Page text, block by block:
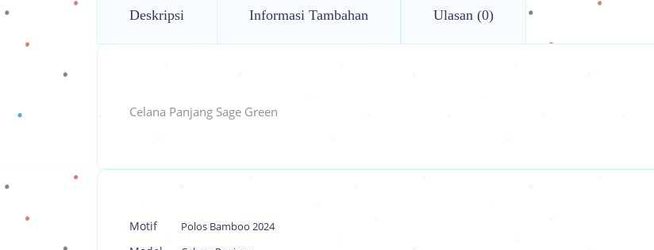
Deskripsi Informasi Tambahan Ulasan (0)
Celana Panjang Sage Green
Motif Polos Bamboo 2024